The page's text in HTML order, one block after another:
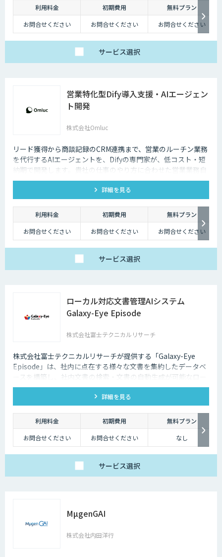
利用料金 初期費用
無料プラン
お問合せください
お問合せください お問合せください
サービス選択
営業特化型Dify導入支援・AIエージェン
ト開発
株式会社Omluc
リード獲得から商談記録のCRM連携まで、営業のルーチン業務
を代行するAIエージェントを、Difyの専門家が、低コスト・短
納期で開発します。貴社の仕事のやり方に合わせた営業業務自
動化をサポートします。
詳細を見る
利用料金 初期費用
無料プラン
お問合せください
お問合せください お問合せください
サービス選択
ローカル対応文書管理AIシステム
Galaxy-Eye Episode
株式会社富士テクニカルリサーチ
株式会社富士テクニカルリサーチが提供する「Galaxy-Eye
Episode」は、社内に点在する様々な文書を集約したデータベ
ースを構築し、社内文書の検索・文書の自動生成が可能なロー
カル対応文書管理AIシステムです。
詳細を見る
利用料金 初期費用
無料プラン
お問合せください
お問合せください なし
サービス選択
MµgenGAI
株式会社内田洋行